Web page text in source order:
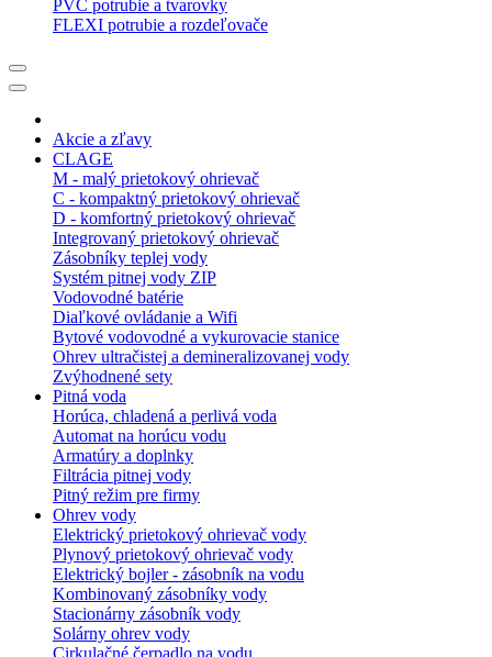
PVC potrubie a tvarovky
FLEXI potrubie a rozdeľovače
Akcie a zľavy
CLAGE
M - malý prietokový ohrievač
C - kompaktný prietokový ohrievač
D - komfortný prietokový ohrievač
Integrovaný prietokový ohrievač
Zásobníky teplej vody
Systém pitnej vody ZIP
Vodovodné batérie
Diaľkové ovládanie a Wifi
Bytové vodovodné a vykurovacie stanice
Ohrev ultračistej a demineralizovanej vody
Zvýhodnené sety
Pitná voda
Horúca, chladená a perlivá voda
Automat na horúcu vodu
Armatúry a doplnky
Filtrácia pitnej vody
Pitný režim pre firmy
Ohrev vody
Elektrický prietokový ohrievač vody
Plynový prietokový ohrievač vody
Elektrický bojler - zásobník na vodu
Kombinovaný zásobníky vody
Stacionárny zásobník vody
Solárny ohrev vody
Cirkulačné čerpadlo na vodu